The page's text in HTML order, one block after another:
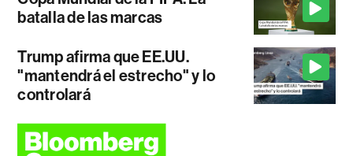
batalla de las marcas
Trump afirma que EE.UU.
"mantendrá el estrecho" y lo
controlará